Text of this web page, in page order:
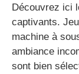
Découvrez ici
captivants.
machine à
ambiance
sont bien